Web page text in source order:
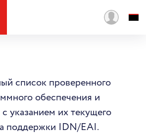
список проверенного
обеспечения и
указанием их текущего
поддержки IDN/EAI.